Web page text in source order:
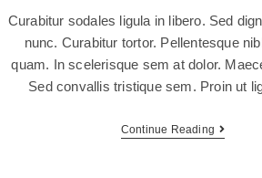
Curabitur sodales ligula in libero. Sed
nunc. Curabitur tortor. Pellentesque
quam. In scelerisque sem at dolor.
Sed convallis tristique sem. Proin ut
Continue Reading